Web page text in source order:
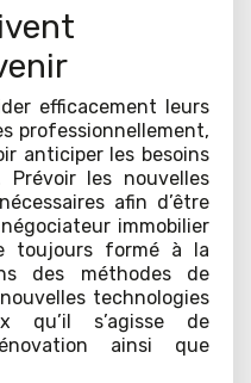
efficacement leurs
professionnellement,
anticiper les besoins
les nouvelles
afin d’être
immobilier
toujours formé à la
des méthodes de
technologies
qu’il s’agisse de
ainsi que